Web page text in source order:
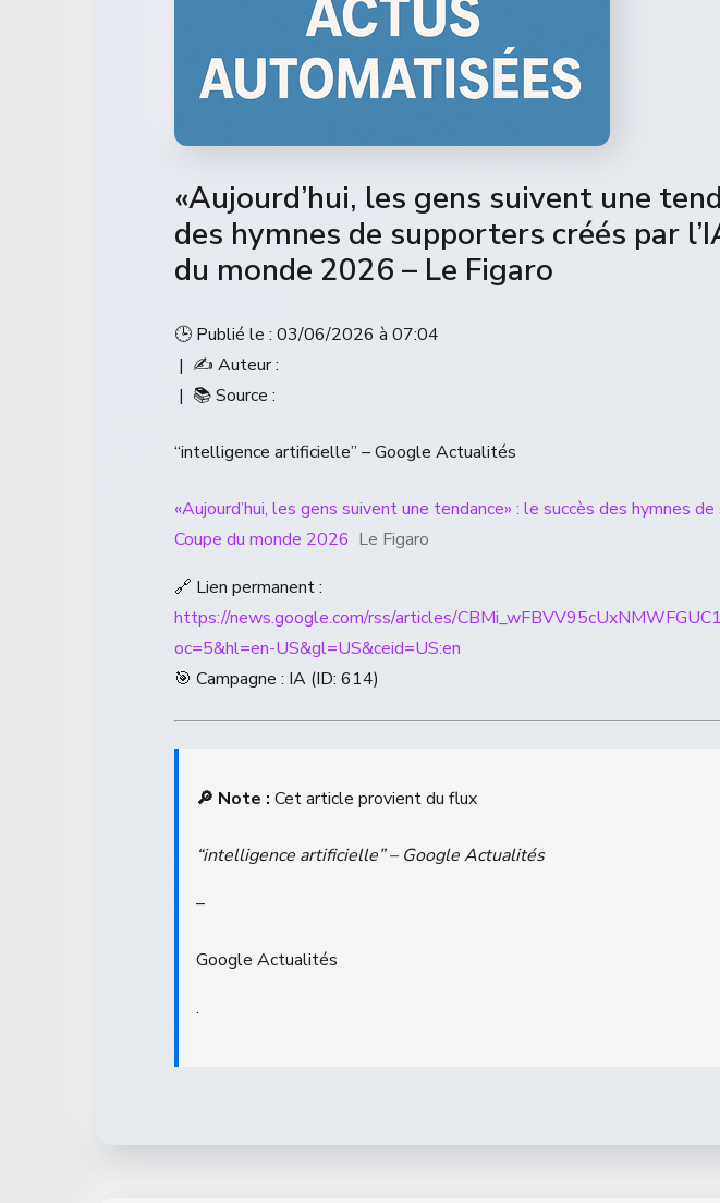
«Aujourd’hui, les gens suivent une
des hymnes de supporters créés par
du monde 2026 – Le Figaro
🕒 Publié le : 03/06/2026 à 07:04
| ✍️ Auteur :
| 📚 Source :
“intelligence artificielle” – Google Actualités
«Aujourd’hui, les gens suivent une tendance» : le succès des hymnes
Coupe du monde 2026 Le Figaro
🔗 Lien permanent :
https://news.google.com/rss/articles/
oc=5&hl=en-US&gl=US&ceid=US:en
🎯 Campagne : IA (ID: 614)
🔎 Note : Cet article provient du flux
“intelligence artificielle” – Google Actualités
–
Google Actualités
.